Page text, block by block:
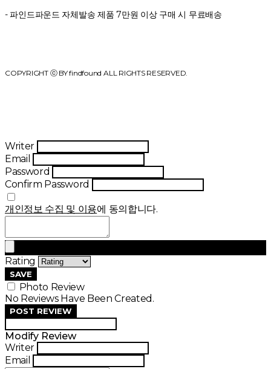
- 파인드파운드 자체발송 제품 7만원 이상 구매 시 무료배송
COPYRIGHT ⓒ BY findfound ALL RIGHTS RESERVED.
Writer
Email
Password
Confirm Password
개인정보 수집 및 이용에 동의합니다.
Rating
SAVE
Photo Review
No Reviews Have Been Created.
POST REVIEW
Modify Review
Writer
Email